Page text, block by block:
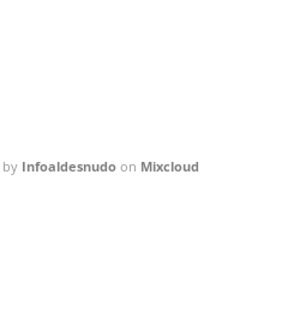
by Infoaldesnudo on Mixcloud